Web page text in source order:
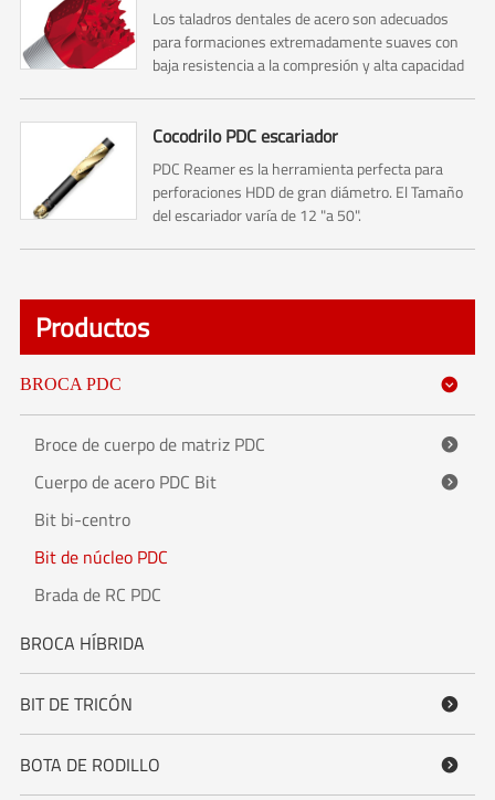
Los taladros dentales de acero son adecuados
para formaciones extremadamente suaves con
baja resistencia a la compresión y alta capacidad
Cocodrilo PDC escariador
PDC Reamer es la herramienta perfecta para
perforaciones HDD de gran diámetro. El Tamaño
del escariador varía de 12 "a 50".
Productos
BROCA PDC 
Broce de cuerpo de matriz PDC 
Cuerpo de acero PDC Bit 
Bit bi-centro
Bit de núcleo PDC
Brada de RC PDC
BROCA HÍBRIDA
BIT DE TRICÓN 
BOTA DE RODILLO 